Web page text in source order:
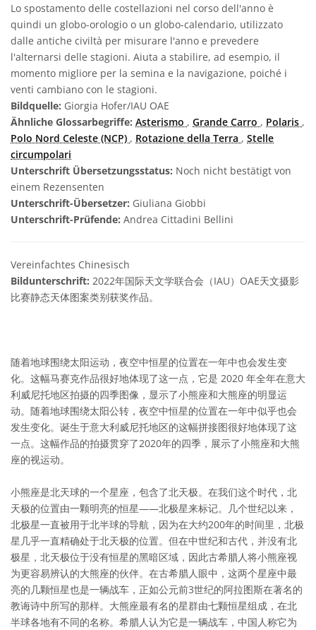
Lo spostamento delle costellazioni nel corso dell'anno è
quindi un globo-orologio o un globo-calendario, utilizzato
dalle antiche civiltà per misurare l'anno e prevedere
l'alternarsi delle stagioni. Aiuta a stabilire, ad esempio, il
momento migliore per la semina e la navigazione, poiché i
venti cambiano con le stagioni.
Bildquelle: Giorgia Hofer/IAU OAE
Ähnliche Glossarbegriffe: Asterismo , Grande Carro , Polaris ,
Polo Nord Celeste (NCP) , Rotazione della Terra , Stelle
circumpolari
Unterschrift Übersetzungsstatus: Noch nicht bestätigt von
einem Rezensenten
Unterschrift-Übersetzer: Giuliana Giobbi
Unterschrift-Prüfende: Andrea Cittadini Bellini
Vereinfachtes Chinesisch
Bildunterschrift: 2022年国际天文学联合会（IAU）OAE天文摄影
比赛静态天体图案类别获奖作品。
随着地球围绕太阳运动，夜空中恒星的位置在一年中也会发生变
化。这幅马赛克作品很好地体现了这一点，它是 2020 年全年在意大
利威尼托地区拍摄的四季图像，显示了小熊座和大熊座的明显运
动。随着地球围绕太阳公转，夜空中恒星的位置在一年中似乎也会
发生变化。诞生于意大利威尼托地区的这幅拼接图很好地体现了这
一点。这幅作品的拍摄贯穿了2020年的四季，展示了小熊座和大熊
座的视运动。
小熊座是北天球的一个星座，包含了北天极。在我们这个时代，北
天极的位置由一颗明亮的恒星——北极星来标记。几个世纪以来，
北极星一直被用于北半球的导航，因为在大约200年的时间里，北极
星几乎一直精确处于北天极的位置。但在中世纪和古代，并没有北
极星，北天极位于没有恒星的黑暗区域，因此古希腊人将小熊座视
为更容易辨认的大熊座的伙伴。在古希腊人眼中，这两个星座中最
亮的几颗恒星也是一辆战车，正如公元前3世纪的阿拉图斯在著名的
教诲诗中所写的那样。大熊座最有名的星群由七颗恒星组成，在北
半球各地有不同的名称。希腊人认为它是一辆战车，中国人称它为